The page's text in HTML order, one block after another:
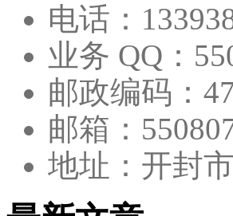
电话：
业务 QQ：
邮政编码：
邮箱：
地址：开封